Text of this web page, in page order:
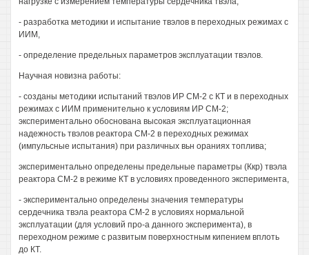
- разработка методики и испытание твэлов в переходных режимах с
ИИМ,
- определение предельных параметров эксплуатации твэлов.
Научная новизна работы:
- созданы методики испытаний твэлов ИР СМ-2 с КТ и в переходных
режимах с ИИМ применительно к условиям ИР СМ-2;
экспериментально обоснована высокая эксплуатационная
надежность твэлов реактора СМ-2 в переходных режимах
(импульсные испытания) при различных вьн ораниях топлива;
экспериментально определены предельные параметры (Ккр) твэла
реактора СМ-2 в режиме КТ в условиях проведенного эксперимента,
- экспериментально определены значения температуры
сердечника твэла реактора СМ-2 в условиях нормальной
эксплуатации (для условий про-а данного эксперимента), в
переходном режиме с развитым поверхностным кипением вплоть
до КТ.